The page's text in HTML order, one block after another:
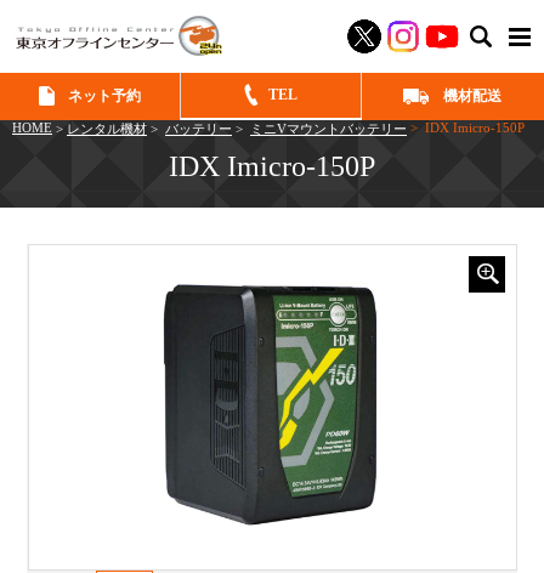
ネット予約 TEL 機材配送
HOME > レンタル機材 > バッテリー > ミニVマウントバッテリー > IDX Imicro-150P
IDX Imicro-150P